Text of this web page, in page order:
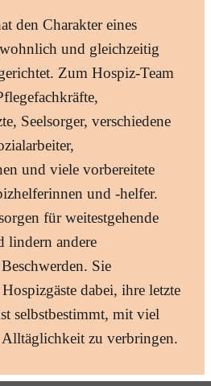
den Charakter eines
und gleichzeitig
Zum Hospiz-Team
Seelsorger, verschiedene
und viele vorbereitete
und -helfer.
für weitestgehende
lindern andere
Sie
dabei, ihre letzte
selbstbestimmt, mit viel
zu verbringen.